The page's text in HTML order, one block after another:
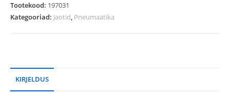
Tootekood: 197031
Kategooriad: Jaotid, Pneumaatika
KIRJELDUS